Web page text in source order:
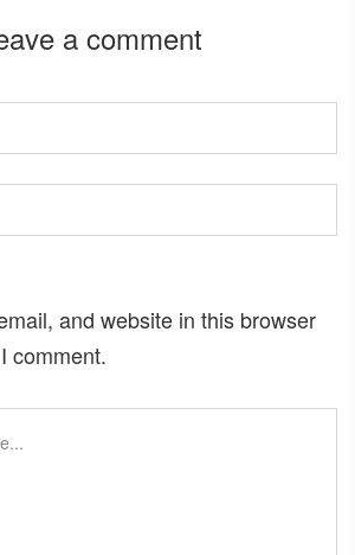
a comment
and website in this browser
comment.